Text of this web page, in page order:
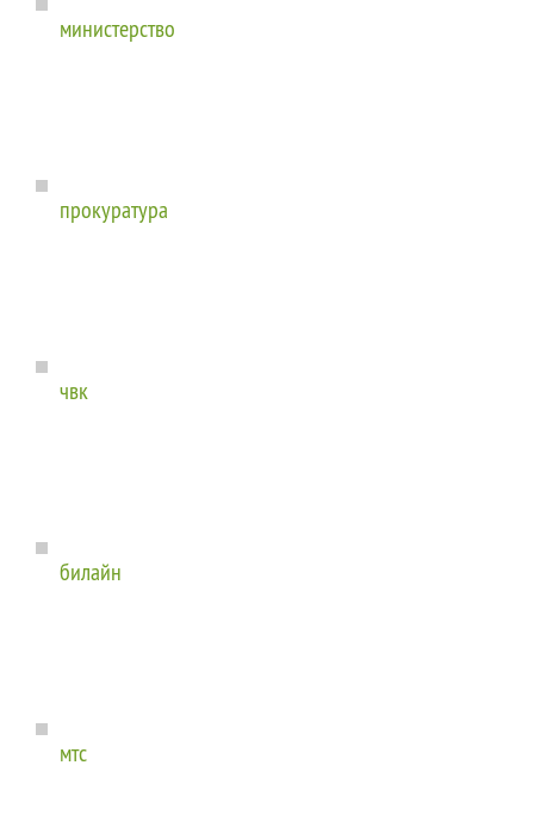
министерство
прокуратура
чвк
билайн
мтс